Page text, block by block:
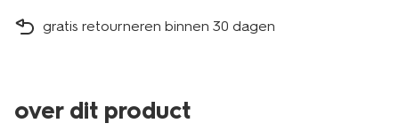
gratis retourneren binnen 30 dagen
over dit product